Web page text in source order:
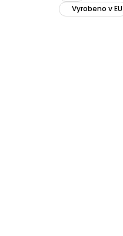
Vyrobeno v EU